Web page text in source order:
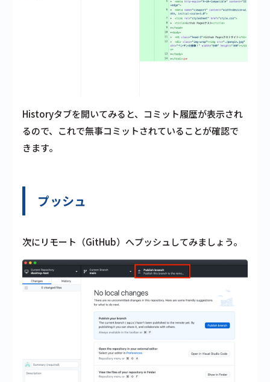
Historyタブを開いてみると、コミット履歴が表示され
るので、これで無事コミットされていることが確認で
きます。
プッシュ
次にリモート（GitHub）へプッシュしてみましょう。